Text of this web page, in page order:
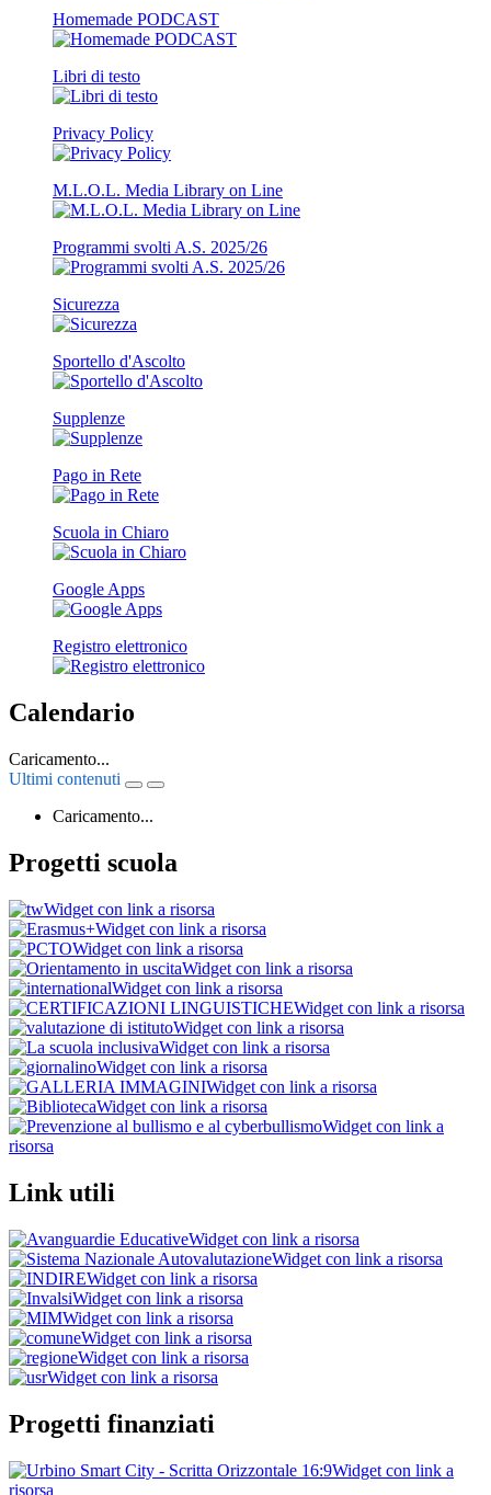
Homemade PODCAST
Libri di testo
Privacy Policy
M.L.O.L. Media Library on Line
Programmi svolti A.S. 2025/26
Sicurezza
Sportello d'Ascolto
Supplenze
Pago in Rete
Scuola in Chiaro
Google Apps
Registro elettronico
Calendario
Caricamento...
Ultimi contenuti
Caricamento...
Progetti scuola
Widget con link a risorsa
Widget con link a risorsa
Widget con link a risorsa
Widget con link a risorsa
Widget con link a risorsa
Widget con link a risorsa
Widget con link a risorsa
Widget con link a risorsa
Widget con link a risorsa
Widget con link a risorsa
Widget con link a risorsa
Widget con link a
risorsa
Link utili
Widget con link a risorsa
Widget con link a risorsa
Widget con link a risorsa
Widget con link a risorsa
Widget con link a risorsa
Widget con link a risorsa
Widget con link a risorsa
Widget con link a risorsa
Progetti finanziati
Widget con link a
risorsa